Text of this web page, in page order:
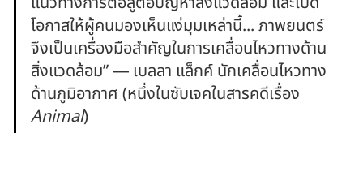
โอกาสให้ผู้คนมองเห็นแง่มุมเหล่านี้... ภาพยนตร์
จึงเป็นเครื่องมือสำคัญในการเคลื่อนไหวทางด้าน
สิ่งแวดล้อม” — เบลลา แล็กค์ นักเคลื่อนไหวทาง
ด้านภูมิอากาศ (หนึ่งในซับเจคในสารคดีเรื่อง
Animal)